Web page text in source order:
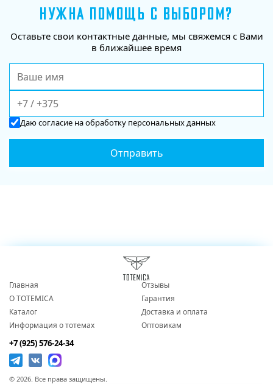
НУЖНА ПОМОЩЬ С ВЫБОРОМ?
Оставьте свои контактные данные, мы свяжемся с Вами
в ближайшее время
Даюсогласие на обработку персональных данных
Главная
О TOTEMICA
Каталог
Информация о тотемах
Отзывы
Гарантия
Доставка и оплата
Оптовикам
+7 (925) 576-24-34
© 2026. Все права защищены.